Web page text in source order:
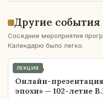
Другие
Соседние мероприятия
Календарю было легко.
ЛЕКЦИЯ
4 мая · по
Онлайн-
эпохи» — 102-летие